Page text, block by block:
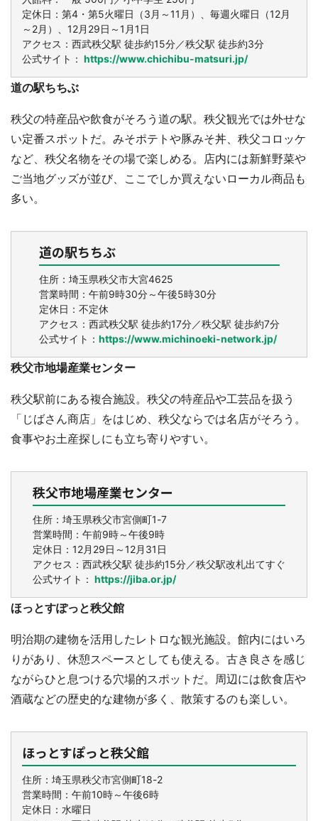
定休日：第4・第5火曜日（3月～11月）、毎週火曜日（12月
～2月）、12月29日～1月1日
アクセス：西武秩父駅 徒歩約15分／秩父駅 徒歩約3分
公式サイト： https://www.chichibu-matsuri.jp/
道の駅ちちぶ
秩父の特産品や飲食がそろう道の駅。秩父観光では外せな
い定番スポットだ。みそポテトや豚みそ丼、秩父コロッケ
など、秩父名物をその場で楽しめる。店内には新鮮野菜や
ご当地グッズが並び、ここでしか買えないローカル商品も
多い。
道の駅ちちぶ
住所：埼玉県秩父市大宮4625
営業時間：午前9時30分～午後5時30分
定休日：不定休
アクセス：西武秩父駅 徒歩約17分／秩父駅 徒歩約7分
公式サイト： https://www.michinoeki-network.jp/
秩父市地場産業センター
秩父駅前にある複合施設。秩父の特産品や工芸品を扱う
「じばさん商店」をはじめ、秩父ならでは名店がそろう。
食事やお土産探しにも立ち寄りやすい。
秩父市地場産業センター
住所：埼玉県秩父市宮側町1-7
営業時間：午前9時～午後9時
定休日：12月29日～12月31日
アクセス：西武秩父駅 徒歩約15分／秩父駅改札出てすぐ
公式サイト： https://jiba.or.jp/
ほっとすぽっと秩父館
明治期の建物を活用したレトロな観光施設。館内にはいろ
りがあり、休憩スペースとしても使える。古き良さを感じ
ながらひと息つける穴場的スポットだ。周辺には飲食店や
酒蔵などの歴史的な建物が多く、散策するのも楽しい。
ほっとすぽっと秩父館
住所：埼玉県秩父市宮側町18-2
営業時間：午前10時～午後6時
定休日：水曜日